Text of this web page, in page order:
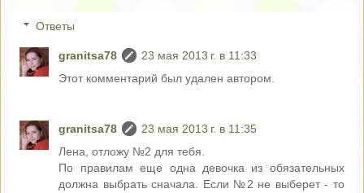
Ответы
granitsa78
23 мая 2013 г. в 11:33
Этот комментарий был удален автором.
granitsa78
23 мая 2013 г. в 11:35
Лена, отложу №2 для тебя.
По правилам еще одна девочка из обязательных
должна выбрать сначала. Если №2 не выберет - то